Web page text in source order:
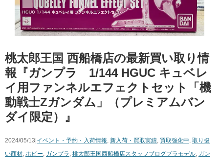
桃太郎王国 西船橋店の最新買い取り情
報『ガンプラ 1/144 ​HGUC ​キュベレ
イ用ファンネルエフェクトセット「機
動戦士Zガンダム」（プレミアムバン
ダイ限定）』
2024/05/13| イベント・予約・入荷情報, 新入荷・買取実績, 買取強化中, 取り扱
い商材, ホビー, ガンプラ , 桃太郎王国西船橋店スタッフブログプラモデル, ガン